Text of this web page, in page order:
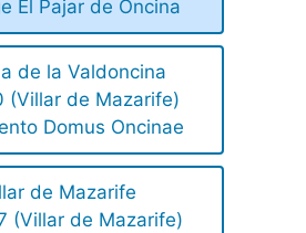
El Pajar de Oncina
de la Valdoncina
(Villar de Mazarife)
Domus Oncinae
de Mazarife
(Villar de Mazarife)